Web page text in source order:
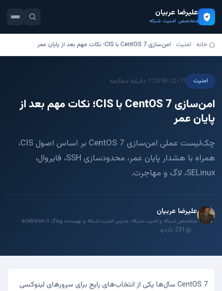
علیرضا عربیان
متخصص امنیت شبکه
خانه امنیت امن‌سازی CentOS 7 با CIS؛ نکات مهم بعد از پایان عمر
امنیت 2018-12-17
·1 دقیقه مطالعه
امن‌سازی CentOS 7 با CIS؛ نکات مهم بعد از
پایان عمر
چک‌لیست عملی امن‌سازی CentOS 7 بر اساس اصول CIS،
همراه با هشدار پایان عمر، محدودسازی SSH، فایروال،
SELinux، لاگ و مهاجرت.
علیرضا عربیان
متخصص شبکه و امنیت شبکه، مدرس امنیت شبکه و نویسنده وبلاگ arabiyan.ir
231 بازدید
CentOS 7 سال‌ها یکی از انتخاب‌های رایج برای سرورهای لینوکسی